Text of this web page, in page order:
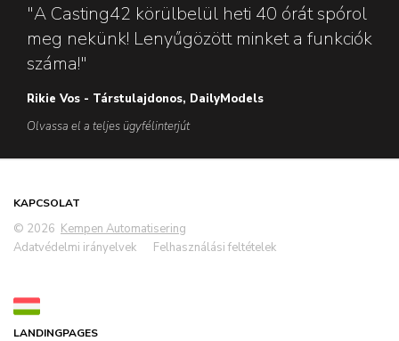
"A Casting42 körülbelül heti 40 órát spórol
meg nekünk! Lenyűgözött minket a funkciók
száma!"
Rikie Vos - Társtulajdonos, DailyModels
Olvassa el a teljes ügyfélinterjút
KAPCSOLAT
© 2026 Kempen Automatisering
Adatvédelmi irányelvek
Felhasználási feltételek
LANDINGPAGES